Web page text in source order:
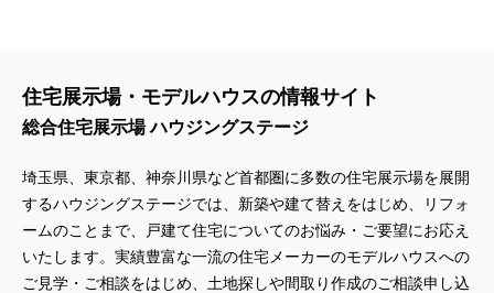
住宅展示場・モデルハウスの情報サイト
総合住宅展示場 ハウジングステージ
埼玉県、東京都、神奈川県など首都圏に多数の住宅展示場を展開
するハウジングステージでは、新築や建て替えをはじめ、リフォ
ームのことまで、戸建て住宅についてのお悩み・ご要望にお応え
いたします。実績豊富な一流の住宅メーカーのモデルハウスへの
ご見学・ご相談をはじめ、土地探しや間取り作成のご相談申し込